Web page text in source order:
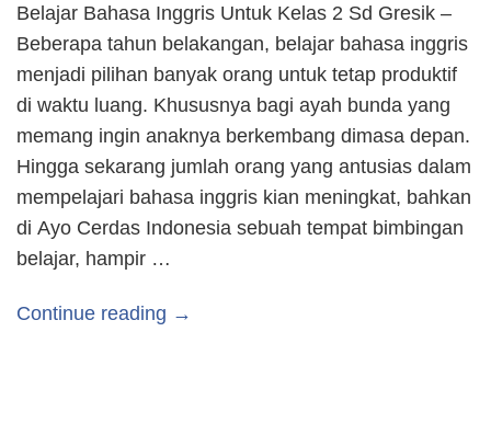
Belajar Bahasa Inggris Untuk Kelas 2 Sd Gresik –
Beberapa tahun belakangan, belajar bahasa inggris
menjadi pilihan banyak orang untuk tetap produktif
di waktu luang. Khususnya bagi ayah bunda yang
memang ingin anaknya berkembang dimasa depan.
Hingga sekarang jumlah orang yang antusias dalam
mempelajari bahasa inggris kian meningkat, bahkan
di Ayo Cerdas Indonesia sebuah tempat bimbingan
belajar, hampir …
Continue reading →